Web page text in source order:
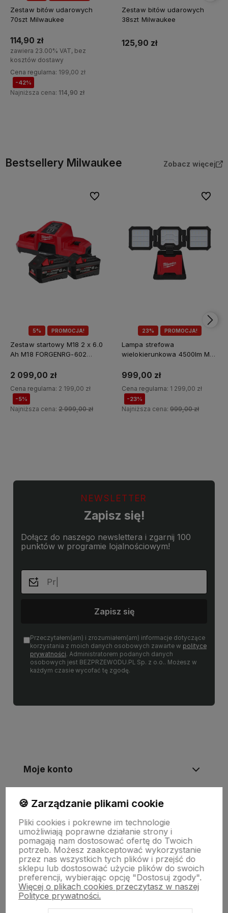
Zestaw bitów udarowych
70szt Milwaukee
114,90 zł
zawiera 23.00% VAT, bez
kosztów dostawy
Cena regularna: 199,00 zł
-42%
Najniższa cena: 114,90 zł
Zestaw bitów udarowych
38szt Milwaukee
125,90 zł
Bestsellery Milwaukee Zobacz więcej
5% PROMOCJA!
Zestaw startowy M18 2 x 6.0
Ah M18 FORGENRG-602
2 099,00 zł
Cena regularna: 2 199,00 zł
-5%
Najniższa cena: 2 999,00 zł
Do ulubionych
23% PROMOCJA!
Lampa strefowa
wielokierunkowa 4500lm M18
999,00 zł
Cena regularna: 1 299,00 zł
-23%
Najniższa cena: 999,00 zł
Do
NEWSLETTER
Zapisz się!
Dołącz do naszego newslettera i zgarnij 100
punktów w programie lojalnościowym!
Zapisz się
Przeczytałem(am) i zrozumiałem(am) informacje dotyczące
korzystania z moich danych osobowych zawarte w polityce
prywatności. Administratorem podanych danych
osobowych jest BEZPRZEWODU.PL Sp. z o.o.. Możesz w
każdym czasie wycofać tę zgodę.
Moje konto
Informacje
Płatności i zwroty
Wsparcie
🍪 Zarządzanie plikami cookie
Pliki cookies i pokrewne im technologie
umożliwiają poprawne działanie strony i
pomagają nam dostosować ofertę do Twoich
potrzeb. Możesz zaakceptować wykorzystanie
przez nas wszystkich tych plików i przejść do
sklepu lub dostosować użycie plików do swoich
preferencji, wybierając opcję "Dostosuj zgody".
Więcej o plikach cookies przeczytasz w naszej
Polityce prywatności.